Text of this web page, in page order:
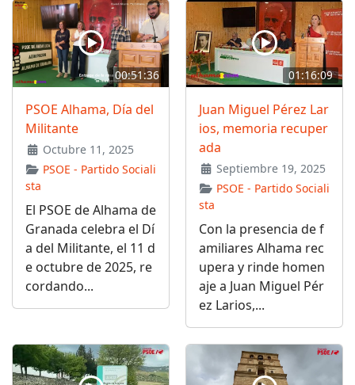
00:51:36
PSOE Alhama, Día del
Militante
Octubre 11, 2025
PSOE - Partido Sociali
sta
El PSOE de Alhama de
Granada celebra el Dí
a del Militante, el 11 d
e octubre de 2025, re
cordando...
01:16:09
Juan Miguel Pérez Lar
ios, memoria recuper
ada
Septiembre 19, 2025
PSOE - Partido Sociali
sta
Con la presencia de f
amiliares Alhama rec
upera y rinde homen
aje a Juan Miguel Pér
ez Larios,...